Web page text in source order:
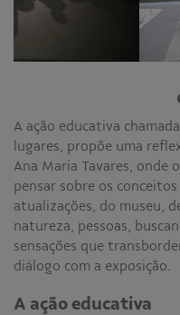
A ação educativa
lugares, propõe uma
Ana Maria Tavares, onde
pensar sobre os
atualizações, do museu,
natureza, pessoas,
sensações que
diálogo com a exposição.
A ação educativa